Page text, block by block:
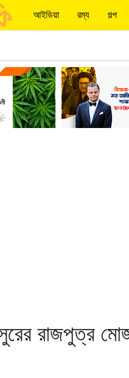
আইডিয়া রম্য গল্প
রাজপুত্র